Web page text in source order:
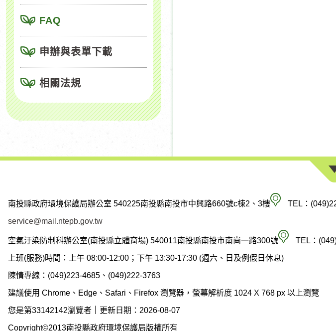
FAQ
申辦與表單下載
相關法規
南投縣政府環境保護局辦公室 540225南投縣南投市中興路660號c棟2、3樓南
縣
政
環
TEL：
service@mail.ntepb.gov.tw
空氣汙染防制科辦公室(南投縣立體育場) 540011南投縣南投市南崗一路300號空
氣
染
TEL：
上班(服務)時間：上午 08:00-12:00；下午 13:30-17:30 (週六、日及例假日休息)
陳情專線：(049)223-4685、(049)222-3763
建議使用 Chrome、Edge、Safari、Firefox 瀏覽器，螢幕解析度 1024 X 768 px 以上瀏覽
您是第33142142瀏覽者 更新日期：2026-08-07
Copyright©2013南投縣政府環境保護局版權所有